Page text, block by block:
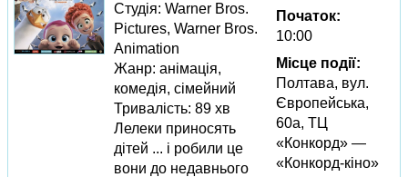
Студія: Warner Bros.
Pictures, Warner Bros.
Animation
Жанр: анімація,
комедія, сімейний
Тривалість: 89 хв
Лелеки приносять
дітей ... і робили це
вони до недавнього
Початок:
10:00
Місце події:
Полтава, вул.
Європейська,
60а, ТЦ
«Конкорд» —
«Конкорд-кіно»